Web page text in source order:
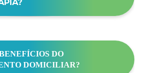
DO
DOMICILIAR?